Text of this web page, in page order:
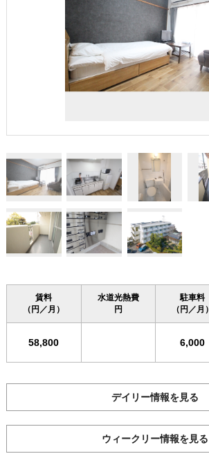
賃料
（円／月）
水道光熱費
円
駐車料
（円／月）
58,800 6,000
デイリー情報を見る
ウィークリー情報を見る